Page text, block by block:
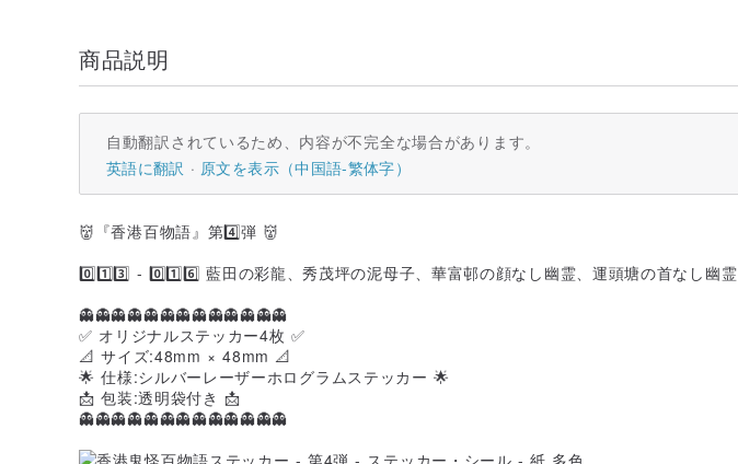
商品説明
自動翻訳されているため、内容が不完全な場合があります。
英語に翻訳
原文を表示（中国語-繁体字）
👹『香港百物語』第4️⃣弾 👹
0️⃣1️⃣3️⃣ - 0️⃣1️⃣6️⃣ 藍田の彩龍、秀茂坪の泥母子、華富邨の顔なし幽霊、運頭塘の首なし幽霊
👻👻👻👻👻👻👻👻👻👻👻👻👻
✅ オリジナルステッカー4枚 ✅
📐 サイズ:48mm × 48mm 📐
🌟 仕様:シルバーレーザーホログラムステッカー 🌟
📩 包装:透明袋付き 📩
👻👻👻👻👻👻👻👻👻👻👻👻👻